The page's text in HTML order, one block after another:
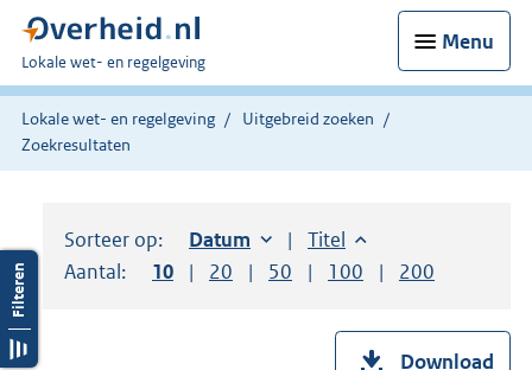
Menu
U
bent
hier:
Lokale wet- en regelgeving
Lokale wet- en regelgeving
Uitgebreid zoeken
Zoekresultaten
Sorteer op: Sorteer op:
Datum oplopendSorteer op:
Titel oplopend
Aantal:
Toon
10 resultaten per pagina
Toon
20 resultaten per pagina
Toon
50 resultaten per pagina
Toon
100 resultaten per
Toon
200
Download